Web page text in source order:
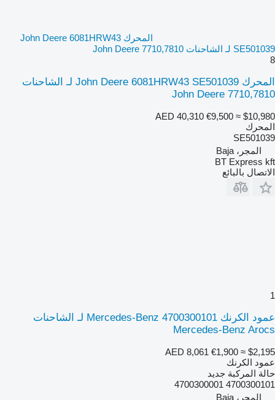
المحرك John Deere 6081HRW43
SE501039 لـ الشاحنات John Deere 7710,7810
8
المحرك John Deere 6081HRW43 SE501039 لـ الشاحنات
John Deere 7710,7810
AED 40,310 €9,500 ≈ $10,980
المحرك
SE501039
المجر، Baja
BT Express kft
الاتصال بالبائع
1
عمود الكرنك Mercedes-Benz 4700300101 لـ الشاحنات
Mercedes-Benz Arocs
AED 8,061 €1,900 ≈ $2,195
عمود الكرنك
حالة المركبة جديد
4700300101 4700300001
المجر، Baja